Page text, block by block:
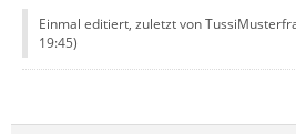
Einmal editiert, zuletzt von
19:45)